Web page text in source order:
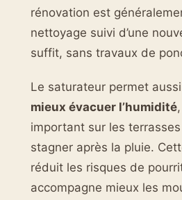
rénovation est
nettoyage suivi d’une
suffit, sans travaux de
Le saturateur permet
mieux évacuer l’humidité
important sur les terrasses
stagner après la pluie.
réduit les risques de
accompagne mieux les